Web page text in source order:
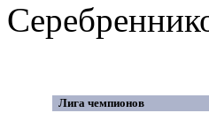
Лига чемпионов